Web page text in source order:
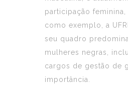
participação feminina,
como exemplo, a
seu quadro
mulheres negras,
cargos de gestão de
importância.